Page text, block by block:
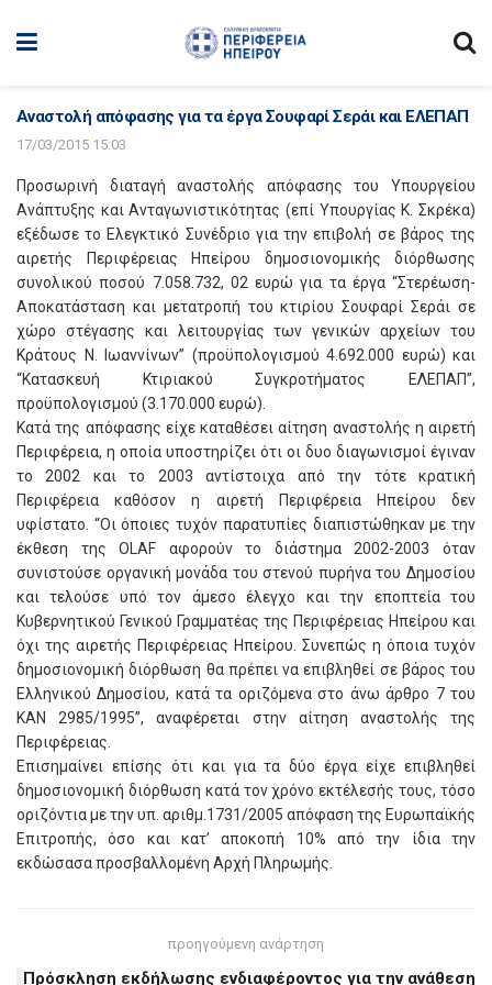
Αναστολή απόφασης για τα έργα Σουφαρί Σεράι και ΕΛΕΠΑΠ
17/03/2015 15:03
Προσωρινή διαταγή αναστολής απόφασης του Υπουργείου
Ανάπτυξης και Ανταγωνιστικότητας (επί Υπουργίας Κ. Σκρέκα)
εξέδωσε το Ελεγκτικό Συνέδριο για την επιβολή σε βάρος της
αιρετής Περιφέρειας Ηπείρου δημοσιονομικής διόρθωσης
συνολικού ποσού 7.058.732, 02 ευρώ για τα έργα “Στερέωση-
Αποκατάσταση και μετατροπή του κτιρίου Σουφαρί Σεράι σε
χώρο στέγασης και λειτουργίας των γενικών αρχείων του
Κράτους Ν. Ιωαννίνων” (προϋπολογισμού 4.692.000 ευρώ) και
“Κατασκευή Κτιριακού Συγκροτήματος ΕΛΕΠΑΠ”,
προϋπολογισμού (3.170.000 ευρώ).
Κατά της απόφασης είχε καταθέσει αίτηση αναστολής η αιρετή
Περιφέρεια, η οποία υποστηρίζει ότι οι δυο διαγωνισμοί έγιναν
το 2002 και το 2003 αντίστοιχα από την τότε κρατική
Περιφέρεια καθόσον η αιρετή Περιφέρεια Ηπείρου δεν
υφίστατο. “Oι όποιες τυχόν παρατυπίες διαπιστώθηκαν με την
έκθεση της OLAF αφορούν το διάστημα 2002-2003 όταν
συνιστούσε οργανική μονάδα του στενού πυρήνα του Δημοσίου
και τελούσε υπό τον άμεσο έλεγχο και την εποπτεία του
Κυβερνητικού Γενικού Γραμματέας της Περιφέρειας Ηπείρου και
όχι της αιρετής Περιφέρειας Ηπείρου. Συνεπώς η όποια τυχόν
δημοσιονομική διόρθωση θα πρέπει να επιβληθεί σε βάρος του
Ελληνικού Δημοσίου, κατά τα οριζόμενα στο άνω άρθρο 7 του
ΚΑΝ 2985/1995”, αναφέρεται στην αίτηση αναστολής της
Περιφέρειας.
Επισημαίνει επίσης ότι και για τα δύο έργα είχε επιβληθεί
δημοσιονομική διόρθωση κατά τον χρόνο εκτέλεσής τους, τόσο
οριζόντια με την υπ. αριθμ.1731/2005 απόφαση της Ευρωπαϊκής
Επιτροπής, όσο και κατ’ αποκοπή 10% από την ίδια την
εκδώσασα προσβαλλομένη Αρχή Πληρωμής.
προηγούμενη ανάρτηση
Πρόσκληση εκδήλωσης ενδιαφέροντος για την ανάθεση